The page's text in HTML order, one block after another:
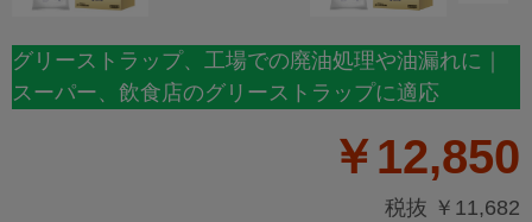
グリーストラップ、工場での廃油処理や油漏れに｜
スーパー、飲食店のグリーストラップに適応
￥12,850
税抜 ￥11,682